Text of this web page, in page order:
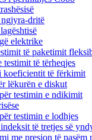
dritë
elektrike
të paketimit
testimit të tërheqjes
koeficientit të fërkimit
lëkurën e diskut
testimin e ndikimit
testimin e lodhjes
të tretjes së
me presion të pasëm